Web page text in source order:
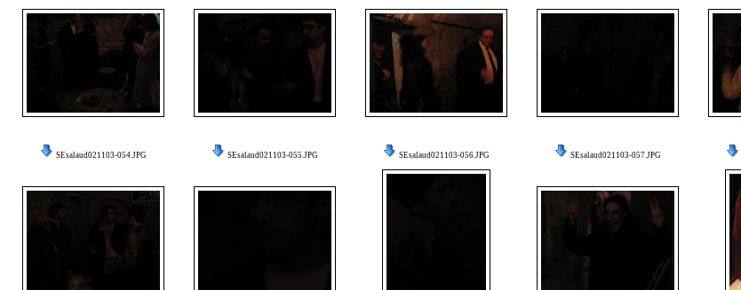
SEsalaud021103-054.JPG SEsalaud021103-055.JPG SEsalaud021103-056.JPG SEsalaud021103-057.JPG